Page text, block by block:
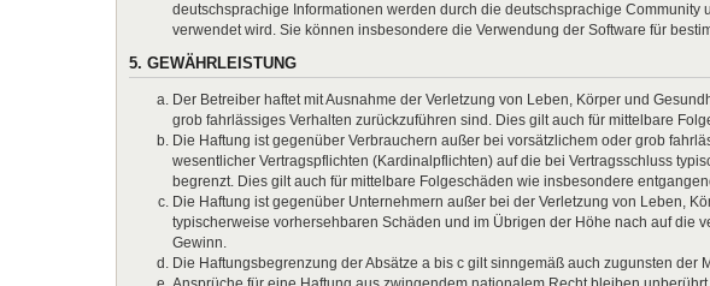
deutschsprachige Informationen werden durch die deutschsprachige
verwendet wird. Sie können insbesondere die Verwendung der Software für
5. GEWÄHRLEISTUNG
Der Betreiber haftet mit Ausnahme der Verletzung von Leben, Körper und
grob fahrlässiges Verhalten zurückzuführen sind. Dies gilt auch für mittelbare
Die Haftung ist gegenüber Verbrauchern außer bei vorsätzlichem oder grob
wesentlicher Vertragspflichten (Kardinalpflichten) auf die bei Vertragsschluss
begrenzt. Dies gilt auch für mittelbare Folgeschäden wie insbesondere
Die Haftung ist gegenüber Unternehmern außer bei der Verletzung von Leben,
typischerweise vorhersehbaren Schäden und im Übrigen der Höhe nach auf die
Gewinn.
Die Haftungsbegrenzung der Absätze a bis c gilt sinngemäß auch zugunsten der